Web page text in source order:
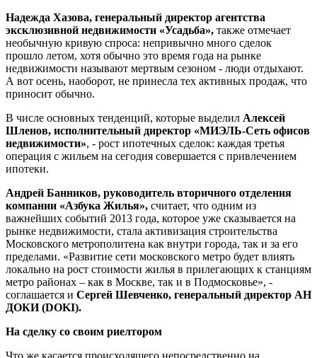
Надежда Хазова, генеральный директор агентства
эксклюзивной недвижимости «Усадьба», также отмечает
необычную кривую спроса: непривычно много сделок
прошло летом, хотя обычно это время года на рынке
недвижимости называют мертвым сезоном - люди отдыхают.
А вот осень, наоборот, не принесла тех активных продаж, что
приносит обычно.
В числе основных тенденций, которые выделил Алексей
Шленов, исполнительный директор «МИЭЛЬ-Сеть офисов
недвижимости», - рост ипотечных сделок: каждая третья
операция с жильем на сегодня совершается с привлечением
ипотеки.
Андрей Банников, руководитель вторичного отделения
компании «Азбука Жилья», считает, что одним из
важнейших событий 2013 года, которое уже сказывается на
рынке недвижимости, стала активизация строительства
Московского метрополитена как внутри города, так и за его
пределами. «Развитие сети московского метро будет влиять
локально на рост стоимости жилья в прилегающих к станциям
метро районах – как в Москве, так и в Подмосковье», -
соглашается и Сергей Шевченко, генеральный директор АН
ДОКИ (DOKI).
На сделку со своим риелтором
Что же касается происходящего непосредственно на